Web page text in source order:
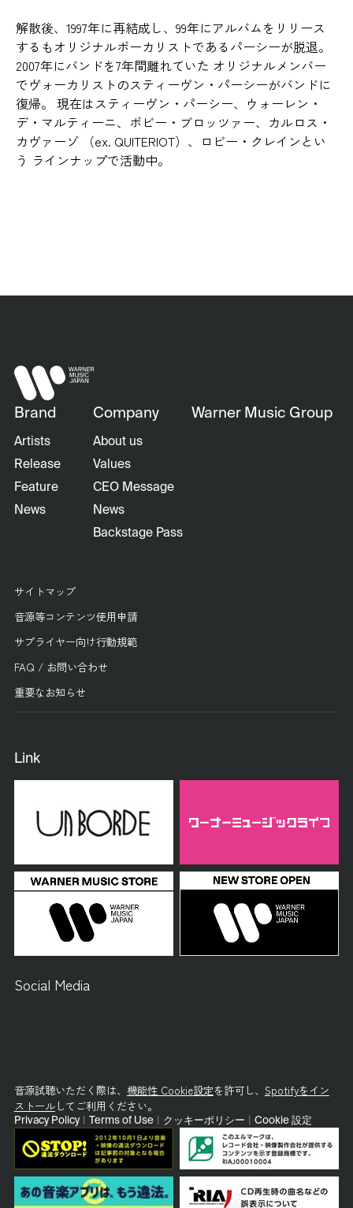
解散後、1997年に再結成し、99年にアルバムをリリース
するもオリジナルボーカリストであるパーシーが脱退。
2007年にバンドを7年間離れていた オリジナルメンバー
でヴォーカリストのスティーヴン・パーシーがバンドに
復帰。 現在はスティーヴン・パーシー、ウォーレン・
デ・マルティーニ、ボビー・ブロッツァー、カルロス・
カヴァーゾ （ex. QUITERIOT）、ロビー・クレインとい
う ラインナップで活動中。
Brand
Artists
Release
Feature
News
Company
About us
Values
CEO Message
News
Backstage Pass
Warner Music Group
サイトマップ
音源等コンテンツ使用申請
サプライヤー向け行動規範
FAQ / お問い合わせ
重要なお知らせ
Link
Social Media
音源試聴いただく際は、 機能性 Cookie設定を許可し、 Spotifyをイン
ストールしてご利用ください。
Privacy Policy Terms of Use クッキーポリシー Cookie 設定